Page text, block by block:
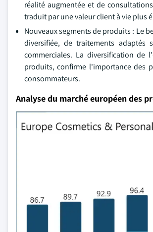
réalité augmentée et de
traduit par une valeur client à vie plus
Nouveaux segments de produits : Le
diversifiée, de traitements adaptés
commerciales. La diversification
produits, confirme l'importance des
consommateurs.
Analyse du marché européen des